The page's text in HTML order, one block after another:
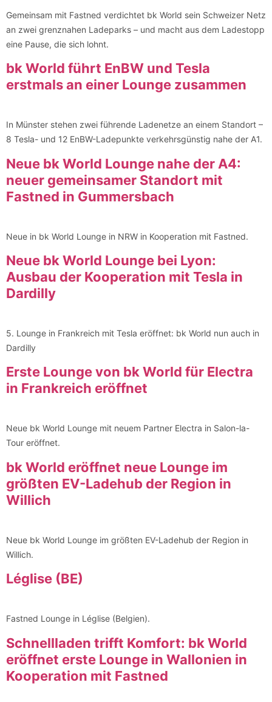
Gemeinsam mit Fastned verdichtet bk World sein Schweizer Netz
an zwei grenznahen Ladeparks – und macht aus dem Ladestopp
eine Pause, die sich lohnt.
bk World führt EnBW und Tesla
erstmals an einer Lounge zusammen
In Münster stehen zwei führende Ladenetze an einem Standort –
8 Tesla- und 12 EnBW-Ladepunkte verkehrsgünstig nahe der A1.
Neue bk World Lounge nahe der A4:
neuer gemeinsamer Standort mit
Fastned in Gummersbach
Neue in bk World Lounge in NRW in Kooperation mit Fastned.
Neue bk World Lounge bei Lyon:
Ausbau der Kooperation mit Tesla in
Dardilly
5. Lounge in Frankreich mit Tesla eröffnet: bk World nun auch in
Dardilly
Erste Lounge von bk World für Electra
in Frankreich eröffnet
Neue bk World Lounge mit neuem Partner Electra in Salon-la-
Tour eröffnet.
bk World eröffnet neue Lounge im
größten EV-Ladehub der Region in
Willich
Neue bk World Lounge im größten EV-Ladehub der Region in
Willich.
Léglise (BE)
Fastned Lounge in Léglise (Belgien).
Schnellladen trifft Komfort: bk World
eröffnet erste Lounge in Wallonien in
Kooperation mit Fastned